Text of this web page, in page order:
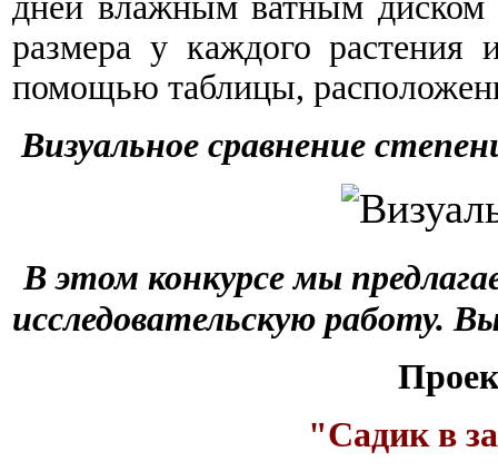
размера у каждого растения
помощью таблицы,
Визуальное сравнение
В этом конкурсе мы
исследовательскую работу.
"Садик в